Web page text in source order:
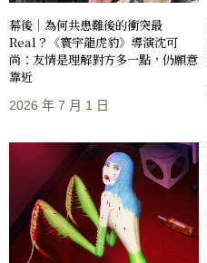
幕後｜為何共患難後的衝突最
Real？《寰宇龍虎豹》導演沈可
尚：友情是理解對方多一點，仍願意
靠近
2026 年 7 月 1 日